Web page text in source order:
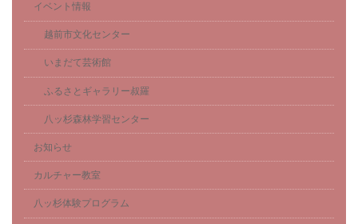
イベント情報
越前市文化センター
いまだて芸術館
ふるさとギャラリー叔羅
八ッ杉森林学習センター
お知らせ
カルチャー教室
八ッ杉体験プログラム